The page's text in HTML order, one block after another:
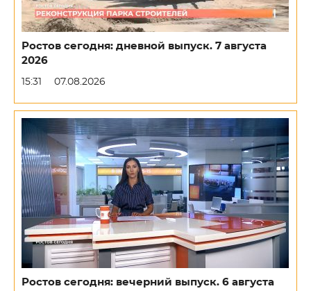
Ростов сегодня: дневной выпуск. 7 августа
2026
15:31 07.08.2026
Ростов сегодня: вечерний выпуск. 6 августа